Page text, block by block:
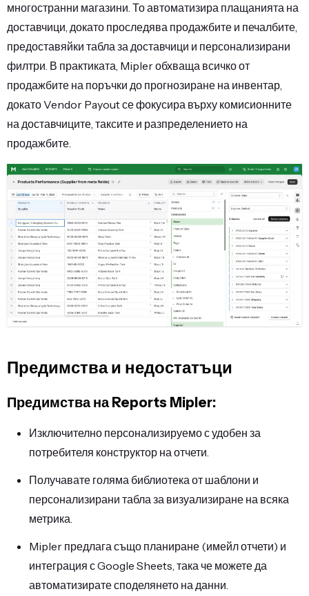
многостранни магазини. То автоматизира плащанията на
доставчици, докато проследява продажбите и печалбите,
предоставяйки табла за доставчици и персонализирани
филтри. В практиката, Mipler обхваща всичко от
продажбите на поръчки до прогнозиране на инвентар,
докато Vendor Payout се фокусира върху комисионните
на доставчиците, таксите и разпределението на
продажбите.
Предимства и недостатъци
Предимства на Reports Mipler:
Изключително персонализируемо с удобен за
потребителя конструктор на отчети.
Получавате голяма библиотека от шаблони и
персонализирани табла за визуализиране на всяка
метрика.
Mipler предлага също планиране (имейл отчети) и
интеграция с Google Sheets, така че можете да
автоматизирате споделянето на данни.